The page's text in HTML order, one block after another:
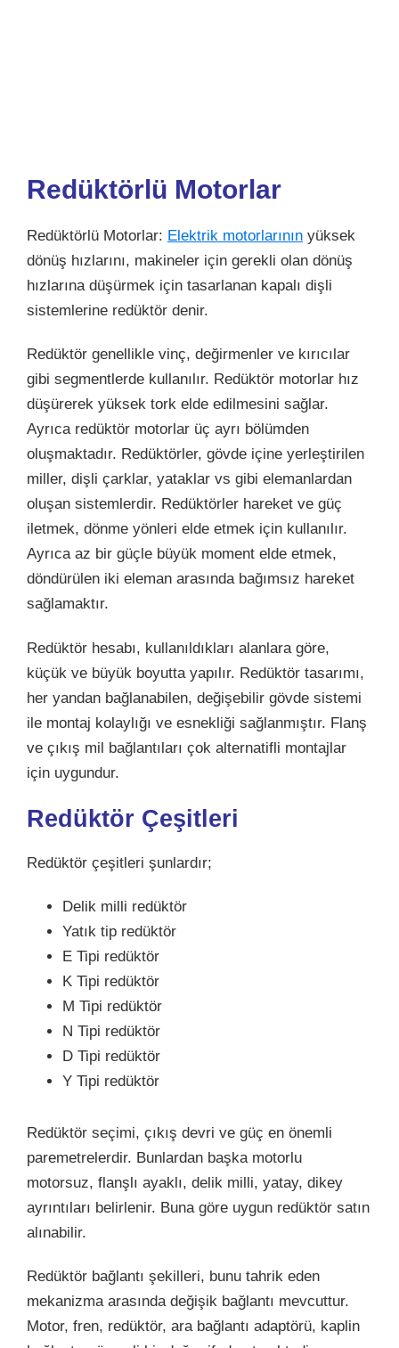
Redüktörlü Motorlar
Redüktörlü Motorlar: Elektrik motorlarının yüksek
dönüş hızlarını, makineler için gerekli olan dönüş
hızlarına düşürmek için tasarlanan kapalı dişli
sistemlerine redüktör denir.
Redüktör genellikle vinç, değirmenler ve kırıcılar
gibi segmentlerde kullanılır. Redüktör motorlar hız
düşürerek yüksek tork elde edilmesini sağlar.
Ayrıca redüktör motorlar üç ayrı bölümden
oluşmaktadır. Redüktörler, gövde içine yerleştirilen
miller, dişli çarklar, yataklar vs gibi elemanlardan
oluşan sistemlerdir. Redüktörler hareket ve güç
iletmek, dönme yönleri elde etmek için kullanılır.
Ayrıca az bir güçle büyük moment elde etmek,
döndürülen iki eleman arasında bağımsız hareket
sağlamaktır.
Redüktör hesabı, kullanıldıkları alanlara göre,
küçük ve büyük boyutta yapılır. Redüktör tasarımı,
her yandan bağlanabilen, değişebilir gövde sistemi
ile montaj kolaylığı ve esnekliği sağlanmıştır. Flanş
ve çıkış mil bağlantıları çok alternatifli montajlar
için uygundur.
Redüktör Çeşitleri
Redüktör çeşitleri şunlardır;
Delik milli redüktör
Yatık tip redüktör
E Tipi redüktör
K Tipi redüktör
M Tipi redüktör
N Tipi redüktör
D Tipi redüktör
Y Tipi redüktör
Redüktör seçimi, çıkış devri ve güç en önemli
paremetrelerdir. Bunlardan başka motorlu
motorsuz, flanşlı ayaklı, delik milli, yatay, dikey
ayrıntıları belirlenir. Buna göre uygun redüktör satın
alınabilir.
Redüktör bağlantı şekilleri, bunu tahrik eden
mekanizma arasında değişik bağlantı mevcuttur.
Motor, fren, redüktör, ara bağlantı adaptörü, kaplin